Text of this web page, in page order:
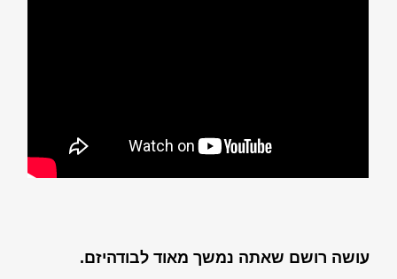
עושה רושם שאתה נמשך מאוד לבודהיזם.